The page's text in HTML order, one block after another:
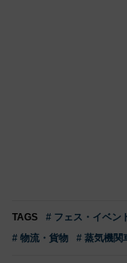
TAGS # フェス・イベン
# 物流・貨物
# 蒸気機関